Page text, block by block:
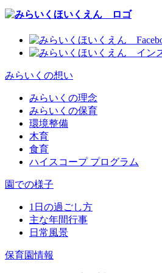
みらいくの想い
みらいくの理念
みらいくの保育
環境整備
木育
食育
ハイスコープ プログラム
園での様子
1日の過ごし方
主な年間行事
日常風景
保育園情報